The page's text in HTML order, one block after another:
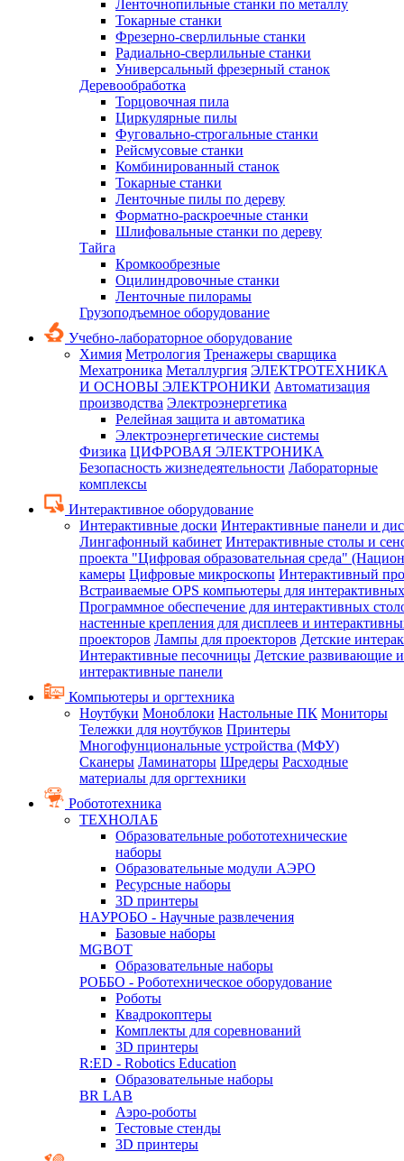
Ленточнопильные станки по металлу
Токарные станки
Фрезерно-сверлильные станки
Радиально-сверлильные станки
Универсальный фрезерный станок
Деревообработка
Торцовочная пила
Циркулярные пилы
Фуговально-строгальные станки
Рейсмусовые станки
Комбинированный станок
Токарные станки
Ленточные пилы по дереву
Форматно-раскроечные станки
Шлифовальные станки по дереву
Тайга
Кромкообрезные
Оцилиндровочные станки
Ленточные пилорамы
Грузоподъемное оборудование
Учебно-лабораторное оборудование
Химия Метрология Тренажеры сварщика
Мехатроника Металлургия ЭЛЕКТРОТЕХНИКА
И ОСНОВЫ ЭЛЕКТРОНИКИ Автоматизация
производства Электроэнергетика
Релейная защита и автоматика
Электроэнергетические системы
Физика ЦИФРОВАЯ ЭЛЕКТРОНИКА
Безопасность жизнедеятельности Лабораторные
комплексы
Интерактивное оборудование
Интерактивные доски Интерактивные панели и
Лингафонный кабинет Интерактивные столы и
проекта "Цифровая образовательная среда"
камеры Цифровые микроскопы Интерактивный
Встраиваемые OPS компьютеры для
Программное обеспечение для интерактивных
настенные крепления для дисплеев и
проекторов Лампы для проекторов Детские
Интерактивные песочницы Детские развивающие
интерактивные панели
Компьютеры и оргтехника
Ноутбуки Моноблоки Настольные ПК Мониторы
Тележки для ноутбуков Принтеры
Многофунциональные устройства (МФУ)
Сканеры Ламинаторы Шредеры Расходные
материалы для оргтехники
Робототехника
ТЕХНОЛАБ
Образовательные робототехнические
наборы
Образовательные модули АЭРО
Ресурсные наборы
3D принтеры
НАУРОБО - Научные развлечения
Базовые наборы
MGBOT
Образовательные наборы
РОББО - Роботехническое оборудование
Роботы
Квадрокоптеры
Комплекты для соревнований
3D принтеры
R:ED - Robotics Education
Образовательные наборы
BR LAB
Аэро-роботы
Тестовые стенды
3D принтеры